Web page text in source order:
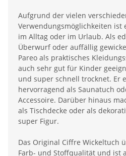
Aufgrund der vielen
Verwendungsmöglichkeiten ist
im Alltag oder im Urlaub. Als
Überwurf oder auffällig
Pareo als praktisches
auch sehr gut für Kinder
und super schnell trocknet. Er
hervorragend als Saunatuch
Accessoire. Darüber hinaus
als Tischdecke oder als
super Figur.
Das Original Ciffre Wickeltuch
Farb- und Stoffqualität und ist